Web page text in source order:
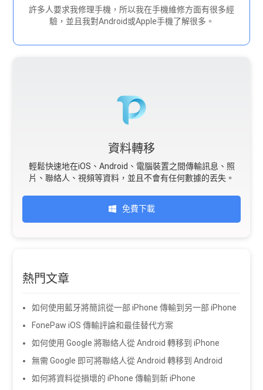
許多人要求我修理手機，所以我在手機維修方面有很多經
驗，並且我對Android或Apple手機了解很多。
資料轉移
輕鬆快速地在iOS、Android、電腦裝置之間傳輸訊息、照
片、聯絡人、視頻等資料，並且不會有任何數據的丟失。
免費下載
熱門文章
如何使用藍牙將簡訊從一部 iPhone 傳輸到另一部 iPhone
FonePaw iOS 傳輸評論和最佳替代方案
如何使用 Google 將聯絡人從 Android 轉移到 iPhone
無需 Google 即可將聯絡人從 Android 轉移到 Android
如何將資料從損壞的 iPhone 傳輸到新 iPhone